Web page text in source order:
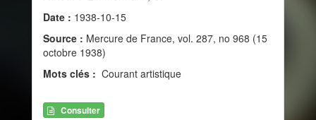
Date : 1938-10-15
Source : Mercure de France, vol. 287, no 968 (15
octobre 1938)
Mots clés : Courant artistique
Consulter